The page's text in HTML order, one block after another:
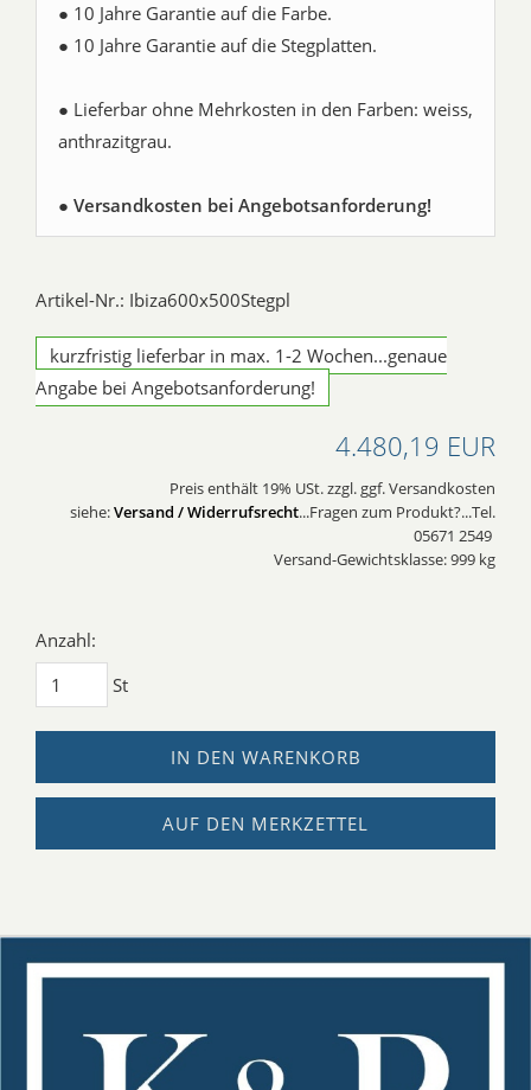
● 10 Jahre Garantie auf die Farbe.
● 10 Jahre Garantie auf die Stegplatten.
● Lieferbar ohne Mehrkosten in den Farben: weiss,
anthrazitgrau.
● Versandkosten bei Angebotsanforderung!
Artikel-Nr.: Ibiza600x500Stegpl
kurzfristig lieferbar in max. 1-2 Wochen...genaue
Angabe bei Angebotsanforderung!
4.480,19 EUR
Preis enthält 19% USt. zzgl. ggf. Versandkosten
siehe:Versand / Widerrufsrecht...Fragen zum Produkt?...Tel.
05671 2549
Versand-Gewichtsklasse: 999 kg
Anzahl:
St
IN DEN WARENKORB
AUF DEN MERKZETTEL